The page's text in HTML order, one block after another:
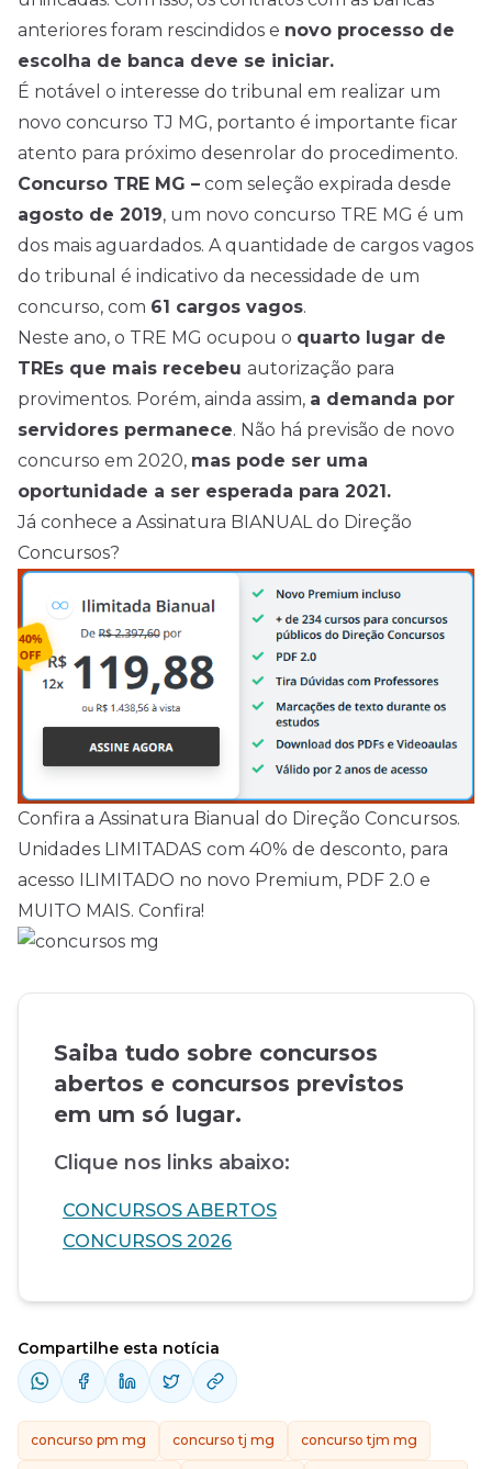
anteriores foram rescindidos e novo processo de
escolha de banca deve se iniciar.
É notável o interesse do tribunal em realizar um
novo concurso TJ MG, portanto é importante ficar
atento para próximo desenrolar do procedimento.
Concurso TRE MG – com seleção expirada desde
agosto de 2019, um novo concurso TRE MG é um
dos mais aguardados. A quantidade de cargos vagos
do tribunal é indicativo da necessidade de um
concurso, com 61 cargos vagos.
Neste ano, o TRE MG ocupou o quarto lugar de
TREs que mais recebeu autorização para
provimentos. Porém, ainda assim, a demanda por
servidores permanece. Não há previsão de novo
concurso em 2020, mas pode ser uma
oportunidade a ser esperada para 2021.
Já conhece a Assinatura BIANUAL do Direção
Concursos?
Confira a Assinatura Bianual do Direção Concursos.
Unidades LIMITADAS com 40% de desconto, para
acesso ILIMITADO no novo Premium, PDF 2.0 e
MUITO MAIS. Confira!
Saiba tudo sobre concursos
abertos e concursos previstos
em um só lugar.
Clique nos links abaixo:
CONCURSOS ABERTOS
CONCURSOS 2026
Compartilhe esta notícia
concurso pm mg concurso tj mg concurso tjm mg